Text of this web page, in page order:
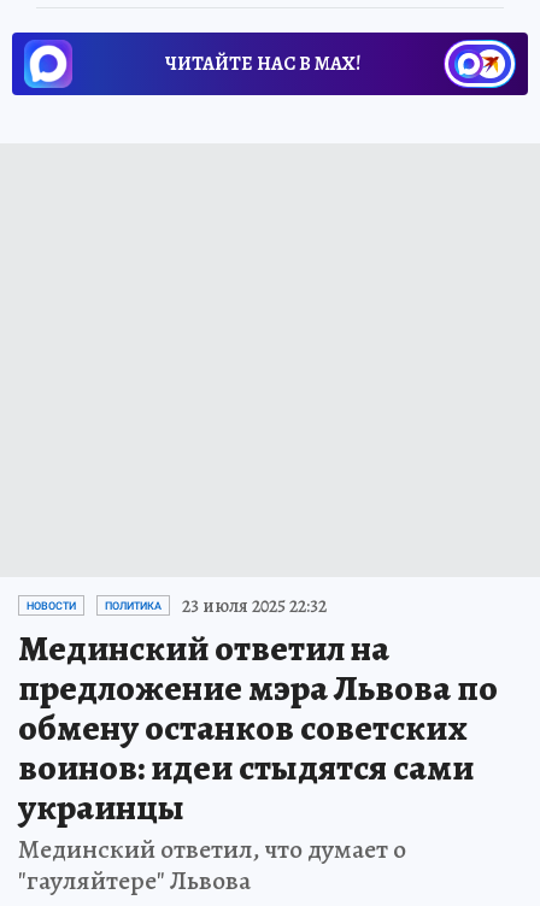
ЧИТАЙТЕ НАС В МАХ!
НОВОСТИ ПОЛИТИКА 23 июля 2025 22:32
Мединский ответил на
предложение мэра Львова по
обмену останков советских
воинов: идеи стыдятся сами
украинцы
Мединский ответил, что думает о
"гауляйтере" Львова